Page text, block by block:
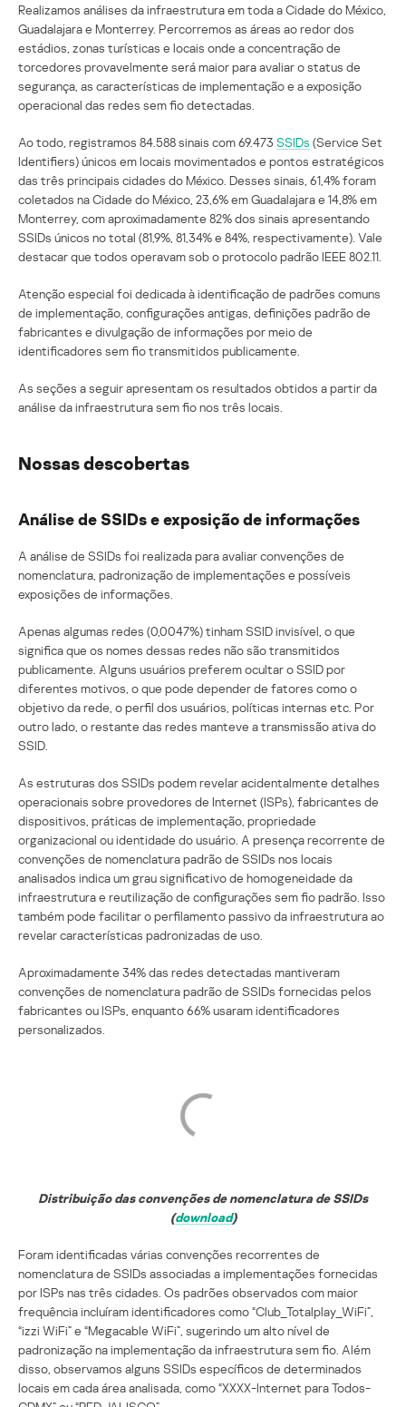
Realizamos análises da infraestrutura em toda a Cidade do México,
Guadalajara e Monterrey. Percorremos as áreas ao redor dos
estádios, zonas turísticas e locais onde a concentração de
torcedores provavelmente será maior para avaliar o status de
segurança, as características de implementação e a exposição
operacional das redes sem fio detectadas.
Ao todo, registramos 84.588 sinais com 69.473 SSIDs (Service Set
Identifiers) únicos em locais movimentados e pontos estratégicos
das três principais cidades do México. Desses sinais, 61,4% foram
coletados na Cidade do México, 23,6% em Guadalajara e 14,8% em
Monterrey, com aproximadamente 82% dos sinais apresentando
SSIDs únicos no total (81,9%, 81,34% e 84%, respectivamente). Vale
destacar que todos operavam sob o protocolo padrão IEEE 802.11.
Atenção especial foi dedicada à identificação de padrões comuns
de implementação, configurações antigas, definições padrão de
fabricantes e divulgação de informações por meio de
identificadores sem fio transmitidos publicamente.
As seções a seguir apresentam os resultados obtidos a partir da
análise da infraestrutura sem fio nos três locais.
Nossas descobertas
Análise de SSIDs e exposição de informações
A análise de SSIDs foi realizada para avaliar convenções de
nomenclatura, padronização de implementações e possíveis
exposições de informações.
Apenas algumas redes (0,0047%) tinham SSID invisível, o que
significa que os nomes dessas redes não são transmitidos
publicamente. Alguns usuários preferem ocultar o SSID por
diferentes motivos, o que pode depender de fatores como o
objetivo da rede, o perfil dos usuários, políticas internas etc. Por
outro lado, o restante das redes manteve a transmissão ativa do
SSID.
As estruturas dos SSIDs podem revelar acidentalmente detalhes
operacionais sobre provedores de Internet (ISPs), fabricantes de
dispositivos, práticas de implementação, propriedade
organizacional ou identidade do usuário. A presença recorrente de
convenções de nomenclatura padrão de SSIDs nos locais
analisados indica um grau significativo de homogeneidade da
infraestrutura e reutilização de configurações sem fio padrão. Isso
também pode facilitar o perfilamento passivo da infraestrutura ao
revelar características padronizadas de uso.
Aproximadamente 34% das redes detectadas mantiveram
convenções de nomenclatura padrão de SSIDs fornecidas pelos
fabricantes ou ISPs, enquanto 66% usaram identificadores
personalizados.
Distribuição das convenções de nomenclatura de SSIDs
(download)
Foram identificadas várias convenções recorrentes de
nomenclatura de SSIDs associadas a implementações fornecidas
por ISPs nas três cidades. Os padrões observados com maior
frequência incluíram identificadores como “Club_Totalplay_WiFi”,
“izzi WiFi” e “Megacable WiFi”, sugerindo um alto nível de
padronização na implementação da infraestrutura sem fio. Além
disso, observamos alguns SSIDs específicos de determinados
locais em cada área analisada, como “XXXX-Internet para Todos-